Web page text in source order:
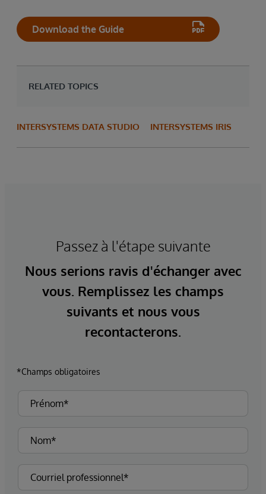
Download the Guide
RELATED TOPICS
INTERSYSTEMS DATA STUDIO INTERSYSTEMS IRIS
Passez à l'étape suivante
Nous serions ravis d'échanger avec
vous. Remplissez les champs
suivants et nous vous
recontacterons.
*Champs obligatoires